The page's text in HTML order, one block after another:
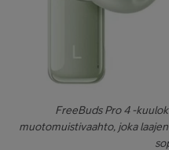
FreeBuds Pro 4 -
muotomuistivaahto, joka